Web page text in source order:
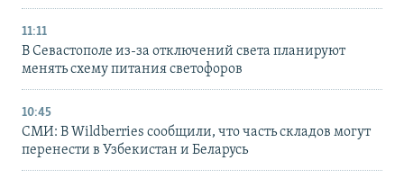
11:11
В Севастополе из-за отключений света планируют
менять схему питания светофоров
10:45
СМИ: В Wildberries сообщили, что часть складов могут
перенести в Узбекистан и Беларусь